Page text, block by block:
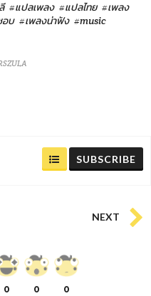
#แปลเพลง #แปลไทย #เพลง
อบ #เพลงน่าฟัง #music
SUBSCRIBE
NEXT
0 0 0